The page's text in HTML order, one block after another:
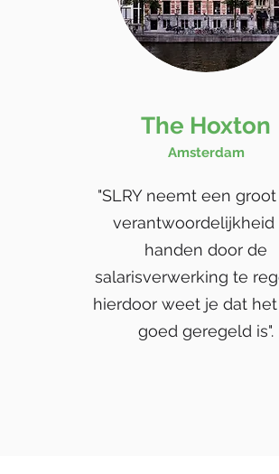
The Hoxton
Amsterdam
"SLRY neemt een
verantwoordelijkheid
handen door de
salarisverwerking te
hierdoor weet je dat
goed geregeld is".